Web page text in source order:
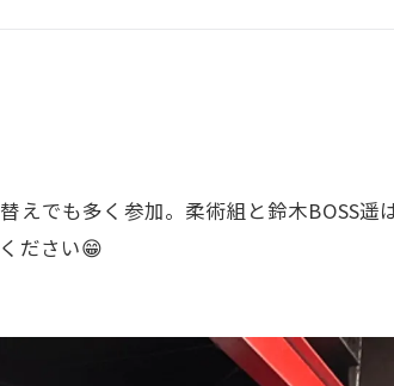
でも多く参加。柔術組と鈴木BOSS遥
ださい😁